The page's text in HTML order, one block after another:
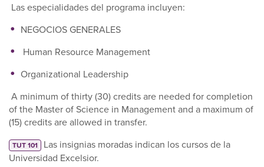
Las especialidades del programa incluyen:
NEGOCIOS GENERALES
Human Resource Management
Organizational Leadership
A minimum of thirty (30) credits are needed for completion
of the Master of Science in Managementand a maximum of
(15) credits are allowed in transfer.
TUT 101 Las insignias moradas indican los cursos de la
Universidad Excelsior.